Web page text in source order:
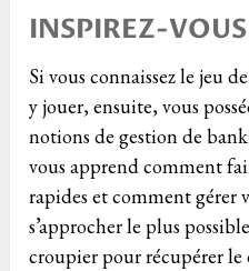
INSPIREZ-
Si vous connaissez le jeu
y jouer, ensuite, vous
notions de gestion de
vous apprend comment
rapides et comment gérer
s’approcher le plus
croupier pour récupérer le